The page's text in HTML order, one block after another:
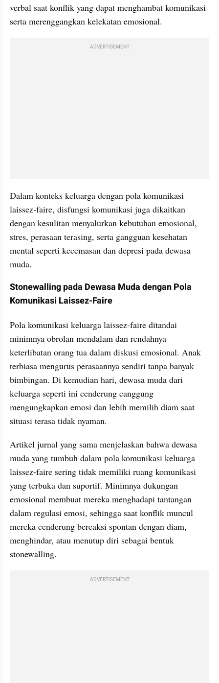
verbal saat konflik yang dapat menghambat komunikasi
serta merenggangkan kelekatan emosional.
ADVERTISEMENT
Dalam konteks keluarga dengan pola komunikasi
laissez-faire, disfungsi komunikasi juga dikaitkan
dengan kesulitan menyalurkan kebutuhan emosional,
stres, perasaan terasing, serta gangguan kesehatan
mental seperti kecemasan dan depresi pada dewasa
muda.
Stonewalling pada Dewasa Muda dengan Pola
Komunikasi Laissez-Faire
Pola komunikasi keluarga laissez-faire ditandai
minimnya obrolan mendalam dan rendahnya
keterlibatan orang tua dalam diskusi emosional. Anak
terbiasa mengurus perasaannya sendiri tanpa banyak
bimbingan. Di kemudian hari, dewasa muda dari
keluarga seperti ini cenderung canggung
mengungkapkan emosi dan lebih memilih diam saat
situasi terasa tidak nyaman.
Artikel jurnal yang sama menjelaskan bahwa dewasa
muda yang tumbuh dalam pola komunikasi keluarga
laissez-faire sering tidak memiliki ruang komunikasi
yang terbuka dan suportif. Minimnya dukungan
emosional membuat mereka menghadapi tantangan
dalam regulasi emosi, sehingga saat konflik muncul
mereka cenderung bereaksi spontan dengan diam,
menghindar, atau menutup diri sebagai bentuk
stonewalling.
ADVERTISEMENT